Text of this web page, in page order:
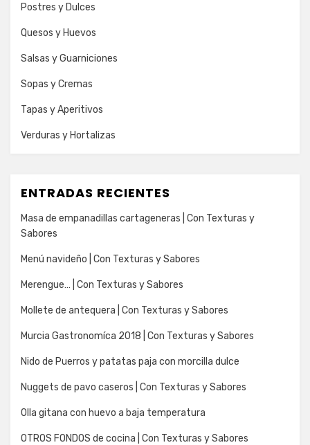
Postres y Dulces
Quesos y Huevos
Salsas y Guarniciones
Sopas y Cremas
Tapas y Aperitivos
Verduras y Hortalizas
ENTRADAS RECIENTES
Masa de empanadillas cartageneras | Con Texturas y
Sabores
Menú navideño | Con Texturas y Sabores
Merengue… | Con Texturas y Sabores
Mollete de antequera | Con Texturas y Sabores
Murcia Gastronomíca 2018 | Con Texturas y Sabores
Nido de Puerros y patatas paja con morcilla dulce
Nuggets de pavo caseros | Con Texturas y Sabores
Olla gitana con huevo a baja temperatura
OTROS FONDOS de cocina | Con Texturas y Sabores